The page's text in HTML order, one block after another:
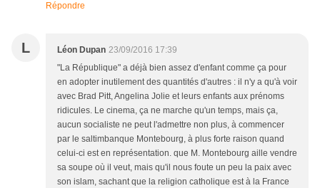
Répondre
L Léon Dupan 23/09/2016 17:39
"La République" a déjà bien assez d'enfant comme ça pour
en adopter inutilement des quantités d'autres : il n'y a qu'à voir
avec Brad Pitt, Angelina Jolie et leurs enfants aux prénoms
ridicules. Le cinema, ça ne marche qu'un temps, mais ça,
aucun socialiste ne peut l'admettre non plus, à commencer
par le saltimbanque Montebourg, à plus forte raison quand
celui-ci est en représentation. que M. Montebourg aille vendre
sa soupe où il veut, mais qu'il nous foute un peu la paix avec
son islam, sachant que la religion catholique est à la France